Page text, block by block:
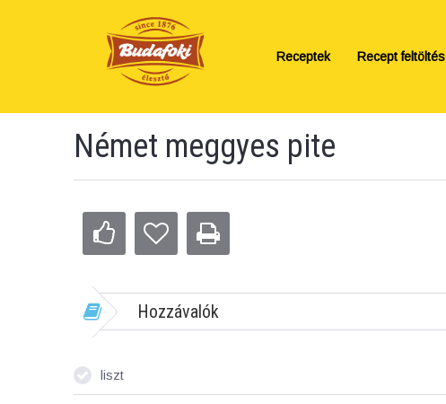
Receptek Recept feltöltés
Német meggyes pite
Hozzávalók
liszt